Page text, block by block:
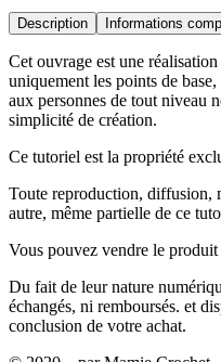
Description Informations
Cet ouvrage est une
uniquement les points de
aux personnes de tout niveau
simplicité de création.
Ce tutoriel est la propriété
Toute reproduction, diffusion,
autre, même partielle de ce
Vous pouvez vendre le
Du fait de leur nature
échangés, ni remboursés. et
conclusion de votre achat.